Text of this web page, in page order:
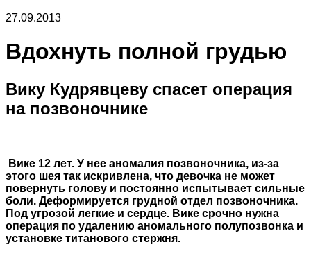
27.09.2013
Вдохнуть полной грудью
Вику Кудрявцеву спасет операция
на позвоночнике
Вике 12 лет. У нее аномалия позвоночника, из-за
этого шея так искривлена, что девочка не может
повернуть голову и постоянно испытывает сильные
боли. Деформируется грудной отдел позвоночника.
Под угрозой легкие и сердце. Вике срочно нужна
операция по удалению аномального полупозвонка и
установке титанового стержня.